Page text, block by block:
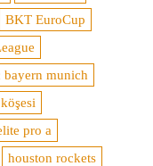
BKT EuroCup
bayern munich
pro a
houston rockets